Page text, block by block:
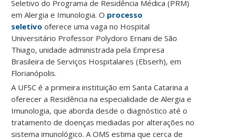
Seletivo do Programa de Residência Médica (PRM)
em Alergia e Imunologia. O processo
seletivo oferece uma vaga no Hospital
Universitário Professor Polydoro Ernani de São
Thiago, unidade administrada pela Empresa
Brasileira de Serviços Hospitalares (Ebserh), em
Florianópolis.
A UFSC é a primeira instituição em Santa Catarina a
oferecer a Residência na especialidade de Alergia e
Imunologia, que aborda desde o diagnóstico até o
tratamento de doenças mediadas por alterações no
sistema imunológico. A OMS estima que cerca de